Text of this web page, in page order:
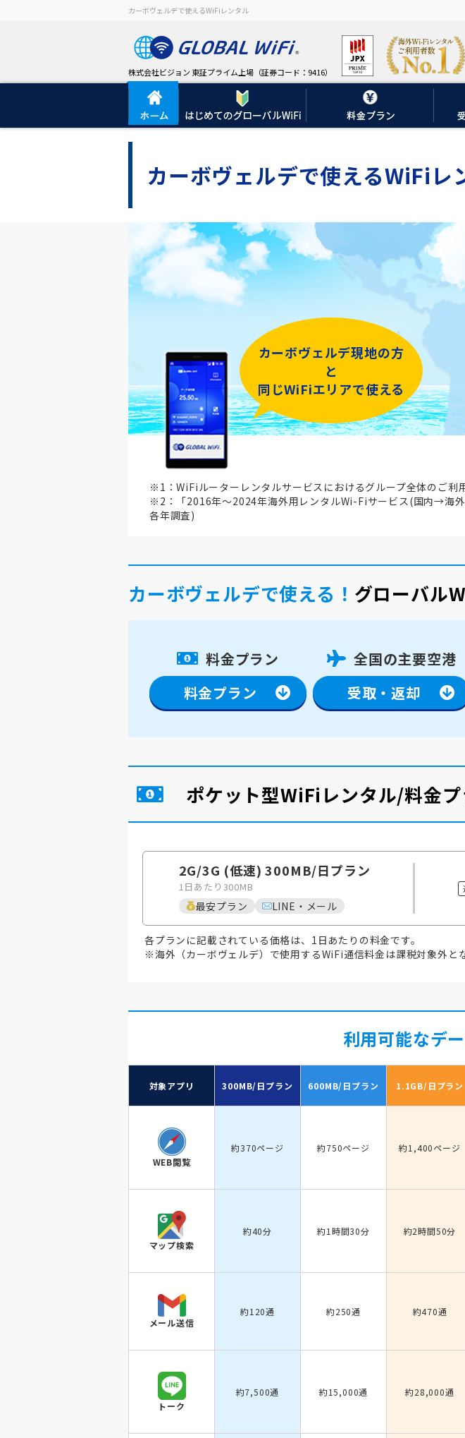
カーボヴェルデで使えるWiFiレンタル
株式会社ビジョン 東証プライム上場（証券コード：9416）
カーボヴェルデで使えるWiFiレ
カーボヴェルデ現地の方
と
同じWiFiエリアで使える
※1：WiFiルーターレンタルサービスにおけるグループ全体のご利
※2：「2016年～2024年海外用レンタルWi-Fiサービス(国内→海
各年調査)
カーボヴェルデで使える！ グローバル
料金プラン
料金プラン
全国の主要空港
受取・返却
ポケット型WiFiレンタル/料金プ
2G/3G (低速) 300MB/日プラン
1日あたり300MB
最安プラン LINE・メール
各プランに記載されている価格は、1日あたりの料金です。
※海外（カーボヴェルデ）で使用するWiFi通信料金は課税対象外とな
利用可能なデ
対象アプリ 300MB/日プラン 600MB/日プラン 1.1GB/日プラン
WEB閲覧
約370ページ 約750ページ 約1,400ページ
マップ検索
約40分 約1時間30分 約2時間50分
メール送信
約120通 約250通 約470通
トーク
約7,500通 約15,000通 約28,000通